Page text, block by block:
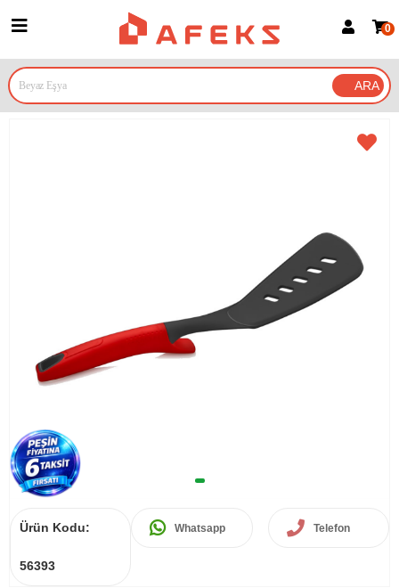
Google İle Bağlan
0
Ürün Kodu:
56393
Whatsapp Telefon